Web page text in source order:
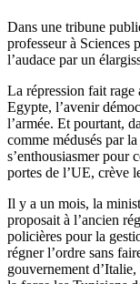
Dans une tribune
professeur à Sciences
l’audace par un
La répression fait
Egypte, l’avenir
l’armée. Et pourtant,
comme médusés par
s’enthousiasmer pour
portes de l’UE, crève
Il y a un mois, la
proposait à l’ancien
policières pour la
régner l’ordre sans
gouvernement